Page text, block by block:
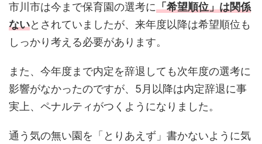
市川市は今まで保育園の選考に「希望順位」は関係
ないとされていましたが、来年度以降は希望順位も
しっかり考える必要があります。
また、今年度まで内定を辞退しても次年度の選考に
影響がなかったのですが、5月以降は内定辞退に事
実上、ペナルティがつくようになりました。
通う気の無い園を「とりあえず」書かないように気